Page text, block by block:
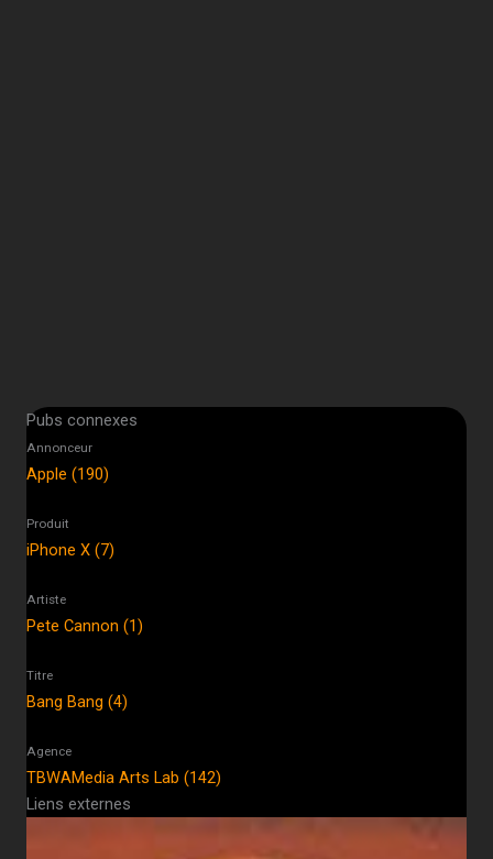
Pubs connexes
Annonceur
Apple (190)
Produit
iPhone X (7)
Artiste
Pete Cannon (1)
Titre
Bang Bang (4)
Agence
TBWAMedia Arts Lab (142)
Liens externes